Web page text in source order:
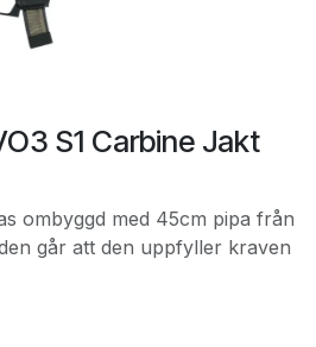
S1 Carbine Jakt
ombyggd med 45cm pipa från
går att den uppfyller kraven